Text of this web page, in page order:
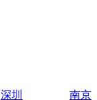
深圳
南京